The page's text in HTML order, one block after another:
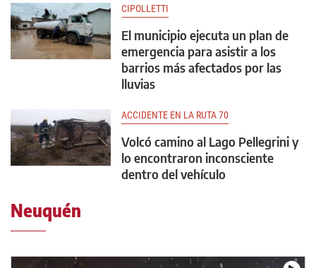
CIPOLLETTI
El municipio ejecuta un plan de
emergencia para asistir a los
barrios más afectados por las
lluvias
ACCIDENTE EN LA RUTA 70
Volcó camino al Lago Pellegrini y
lo encontraron inconsciente
dentro del vehículo
Neuquén